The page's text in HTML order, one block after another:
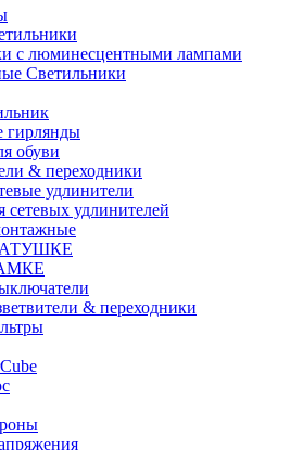
с люминесцентными лампами
Светильники
гирлянды
обуви
& переходники
удлинители
сетевых удлинителей
& переходники